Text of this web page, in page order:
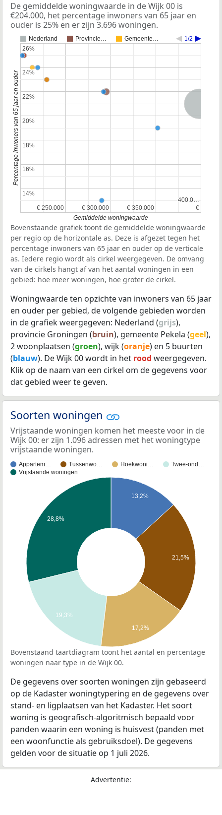
De gemiddelde woningwaarde in de Wijk 00 is
€204.000, het percentage inwoners van 65 jaar en
ouder is 25% en er zijn 3.696 woningen.
Nederland Provincie… Gemeente… 1/2
€ 250.000
€ 250.000 € 300.000
€ 300.000 € 350.000
€ 350.000 €
€
400.0…
400.0…
14%
14%
16%
16%
18%
18%
20%
20%
22%
22%
24%
24%
26%
26%
Gemiddelde woningwaarde
Percentage inwoners van 65 jaar en ouder
Bovenstaande grafiek toont de gemiddelde woningwaarde
per regio op de horizontale as. Deze is afgezet tegen het
percentage inwoners van 65 jaar en ouder op de verticale
as. Iedere regio wordt als cirkel weergegeven. De omvang
van de cirkels hangt af van het aantal woningen in een
gebied: hoe meer woningen, hoe groter de cirkel.
Woningwaarde ten opzichte van inwoners van 65 jaar
en ouder per gebied, de volgende gebieden worden
in de grafiek weergegeven: Nederland (grijs),
provincie Groningen (bruin), gemeente Pekela (geel),
2 woonplaatsen (groen), wijk (oranje) en 5 buurten
(blauw). De Wijk 00 wordt in het rood weergegeven.
Klik op de naam van een cirkel om de gegevens voor
dat gebied weer te geven.
Soorten woningen
Vrijstaande woningen komen het meeste voor in de
Wijk 00: er zijn 1.096 adressen met het woningtype
vrijstaande woningen.
Appartem… Tussenwo… Hoekwoni…
Twee-ond…
Vrijstaande woningen
13,2%
21,5%
28,8%
19,3%
17,2%
Bovenstaand taartdiagram toont het aantal en percentage
woningen naar type in de Wijk 00.
De gegevens over soorten woningen zijn gebaseerd
op de Kadaster woningtypering en de gegevens over
stand- en ligplaatsen van het Kadaster. Het soort
woning is geografisch-algoritmisch bepaald voor
panden waarin een woning is huisvest (panden met
een woonfunctie als gebruiksdoel). De gegevens
gelden voor de situatie op 1 juli 2026.
Advertentie: